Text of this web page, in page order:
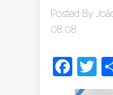
Posted By
08:08